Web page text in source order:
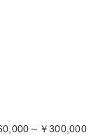
～￥300,000